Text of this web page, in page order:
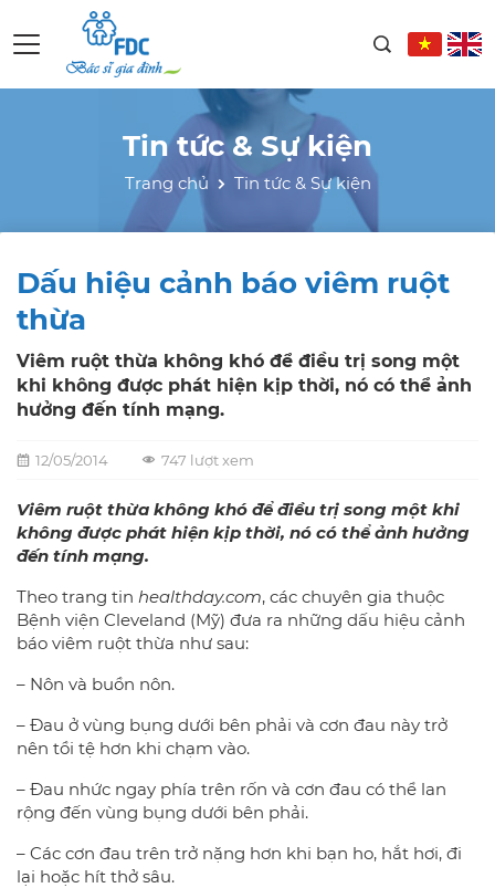
Tin tức & Sự kiện
Trang chủ Tin tức & Sự kiện
Dấu hiệu cảnh báo viêm ruột
thừa
Viêm ruột thừa không khó để điều trị song một
khi không được phát hiện kịp thời, nó có thể ảnh
hưởng đến tính mạng.
12/05/2014 747 lượt xem
Viêm ruột thừa không khó để điều trị song một khi
không được phát hiện kịp thời, nó có thể ảnh hưởng
đến tính mạng.
Theo trang tin healthday.com, các chuyên gia thuộc
Bệnh viện Cleveland (Mỹ) đưa ra những dấu hiệu cảnh
báo viêm ruột thừa như sau:
– Nôn và buồn nôn.
– Đau ở vùng bụng dưới bên phải và cơn đau này trở
nên tồi tệ hơn khi chạm vào.
– Đau nhức ngay phía trên rốn và cơn đau có thể lan
rộng đến vùng bụng dưới bên phải.
– Các cơn đau trên trở nặng hơn khi bạn ho, hắt hơi, đi
lại hoặc hít thở sâu.